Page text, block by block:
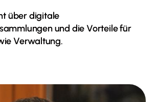
über digitale
und die Vorteile für
Verwaltung.